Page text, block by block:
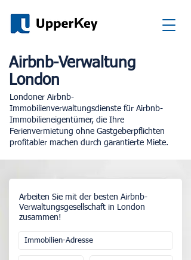
Airbnb-Verwaltung
London
Londoner Airbnb-
Immobilienverwaltungsdienste für Airbnb-
Immobilieneigentümer, die Ihre
Ferienvermietung ohne Gastgeberpflichten
profitabler machen durch garantierte Miete.
Arbeiten Sie mit der besten Airbnb-
Verwaltungsgesellschaft in London
zusammen!